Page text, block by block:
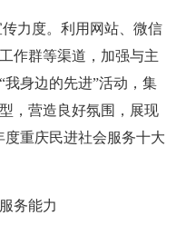
力度。利用网站、微信
作群等渠道，加强与主
身边的先进”活动，集
，营造良好氛围，展现
度重庆民进社会服务十大
务能力